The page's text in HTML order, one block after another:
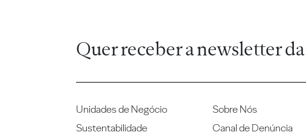
Quer receber a newsletter
Unidades de Negócio
Sustentabilidade
Sobre Nós
Canal de Denúncia